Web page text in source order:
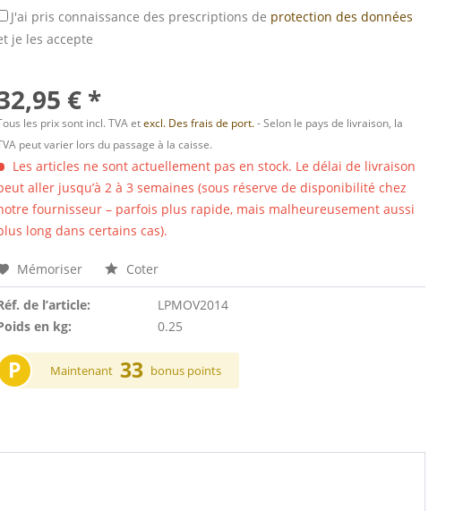
J'ai pris connaissance des prescriptions de protection des données
je les accepte
€ *
les prix sont incl. TVA etexcl. Des frais de port.- Selon le pays de livraison, la
peut varier lors du passage à la caisse.
Les articles ne sont actuellement pas en stock. Le délai de livraison
aller jusqu’à 2 à 3 semaines (sous réserve de disponibilité chez
fournisseur – parfois plus rapide, mais malheureusement aussi
long dans certains cas).
Mémoriser Coter
de l’article:
LPMOV2014
en kg:
0.25
P Maintenant 33 bonus points